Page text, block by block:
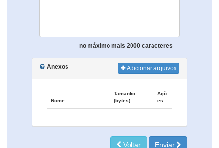
no máximo mais 2000 caracteres
Anexos Adicionar arquivos
Nome
Tamanho
(bytes)
Açõ
es
Voltar Enviar